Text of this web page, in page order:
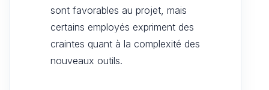
sont favorables au projet, mais
certains employés expriment des
craintes quant à la complexité des
nouveaux outils.